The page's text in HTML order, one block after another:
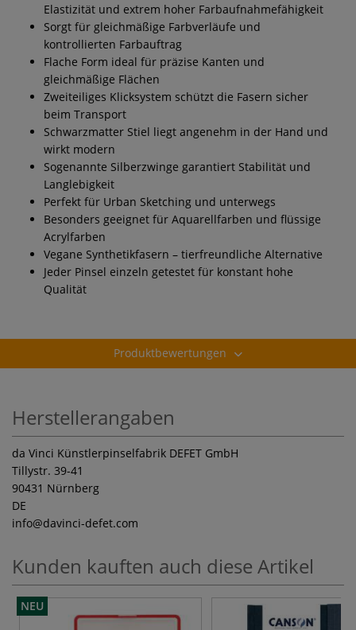
Elastizität und extrem hoher Farbaufnahmefähigkeit
Sorgt für gleichmäßige Farbverläufe und
kontrollierten Farbauftrag
Flache Form ideal für präzise Kanten und
gleichmäßige Flächen
Zweiteiliges Klicksystem schützt die Fasern sicher
beim Transport
Schwarzmatter Stiel liegt angenehm in der Hand und
wirkt modern
Sogenannte Silberzwinge garantiert Stabilität und
Langlebigkeit
Perfekt für Urban Sketching und unterwegs
Besonders geeignet für Aquarellfarben und flüssige
Acrylfarben
Vegane Synthetikfasern – tierfreundliche Alternative
Jeder Pinsel einzeln getestet für konstant hohe
Qualität
Produktbewertungen
Herstellerangaben
da Vinci Künstlerpinselfabrik DEFET GmbH
Tillystr. 39-41
90431 Nürnberg
DE
info@davinci-defet.com
Kunden kauften auch diese Artikel
NEU